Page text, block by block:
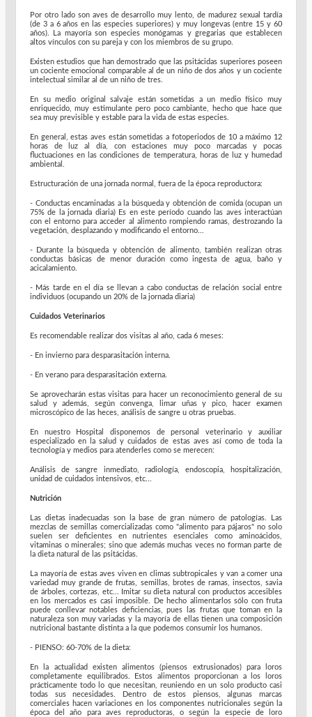
Por otro lado son aves de desarrollo muy lento, de madurez sexual tardía
(de 3 a 6 años en las especies superiores) y muy longevas (entre 15 y 60
años). La mayoría son especies monógamas y gregarias que establecen
altos vínculos con su pareja y con los miembros de su grupo.
Existen estudios que han demostrado que las psitácidas superiores poseen
un cociente emocional comparable al de un niño de dos años y un cociente
intelectual similar al de un niño de tres.
En su medio original salvaje están sometidas a un medio físico muy
enriquecido, muy estimulante pero poco cambiante, hecho que hace que
sea muy previsible y estable para la vida de estas especies.
En general, estas aves están sometidas a fotoperiodos de 10 a máximo 12
horas de luz al día, con estaciones muy poco marcadas y pocas
fluctuaciones en las condiciones de temperatura, horas de luz y humedad
ambiental.
Estructuración de una jornada normal, fuera de la época reproductora:
- Conductas encaminadas a la búsqueda y obtención de comida (ocupan un
75% de la jornada diaria) Es en este período cuando las aves interactúan
con el entorno para acceder al alimento rompiendo ramas, destrozando la
vegetación, desplazando y modificando el entorno...
- Durante la búsqueda y obtención de alimento, también realizan otras
conductas básicas de menor duración como ingesta de agua, baño y
acicalamiento.
- Más tarde en el día se llevan a cabo conductas de relación social entre
individuos (ocupando un 20% de la jornada diaria)
Cuidados Veterinarios
Es recomendable realizar dos visitas al año, cada 6 meses:
- En invierno para desparasitación interna.
- En verano para desparasitación externa.
Se aprovecharán estas visitas para hacer un reconocimiento general de su
salud y además, según convenga, limar uñas y pico, hacer examen
microscópico de las heces, análisis de sangre u otras pruebas.
En nuestro Hospital disponemos de personal veterinario y auxiliar
especializado en la salud y cuidados de estas aves así como de toda la
tecnología y medios para atenderles como se merecen:
Análisis de sangre inmediato, radiología, endoscopia, hospitalización,
unidad de cuidados intensivos, etc...
Nutrición
Las dietas inadecuadas son la base de gran número de patologías. Las
mezclas de semillas comercializadas como "alimento para pájaros" no solo
suelen ser deficientes en nutrientes esenciales como aminoácidos,
vitaminas o minerales; sino que además muchas veces no forman parte de
la dieta natural de las psitácidas.
La mayoría de estas aves viven en climas subtropicales y van a comer una
variedad muy grande de frutas, semillas, brotes de ramas, insectos, savia
de árboles, cortezas, etc... Imitar su dieta natural con productos accesibles
en los mercados es casi imposible. De hecho alimentarlos sólo con fruta
puede conllevar notables deficiencias, pues las frutas que toman en la
naturaleza son muy variadas y la mayoría de ellas tienen una composición
nutricional bastante distinta a la que podemos consumir los humanos.
- PIENSO: 60-70% de la dieta:
En la actualidad existen alimentos (piensos extrusionados) para loros
completamente equilibrados. Estos alimentos proporcionan a los loros
prácticamente todo lo que necesitan, reuniendo en un solo producto casi
todas sus necesidades. Dentro de estos piensos, algunas marcas
comerciales hacen variaciones en los componentes nutricionales según la
época del año para aves reproductoras, o según la especie de loro